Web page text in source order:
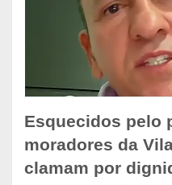
Esquecidos pelo
moradores da
clamam por